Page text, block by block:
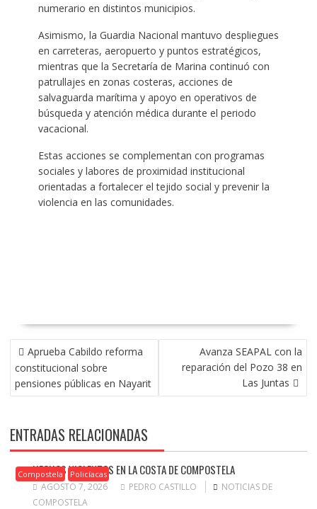
numerario en distintos municipios.
Asimismo, la Guardia Nacional mantuvo despliegues
en carreteras, aeropuerto y puntos estratégicos,
mientras que la Secretaría de Marina continuó con
patrullajes en zonas costeras, acciones de
salvaguarda marítima y apoyo en operativos de
búsqueda y atención médica durante el periodo
vacacional.
Estas acciones se complementan con programas
sociales y labores de proximidad institucional
orientadas a fortalecer el tejido social y prevenir la
violencia en las comunidades.
NAVEGACIÓN
DE
ENTRADAS
Aprueba Cabildo reforma
constitucional sobre
pensiones públicas en Nayarit
Avanza SEAPAL con la
reparación del Pozo 38 en
Las Juntas
ENTRADAS RELACIONADAS
Compostela Policíacas
HECHOS VIOLENTOS EN LA COSTA DE COMPOSTELA
AGOSTO 7, 2026 PEDRO CASTILLO
NOTICIAS DE
COMPOSTELA